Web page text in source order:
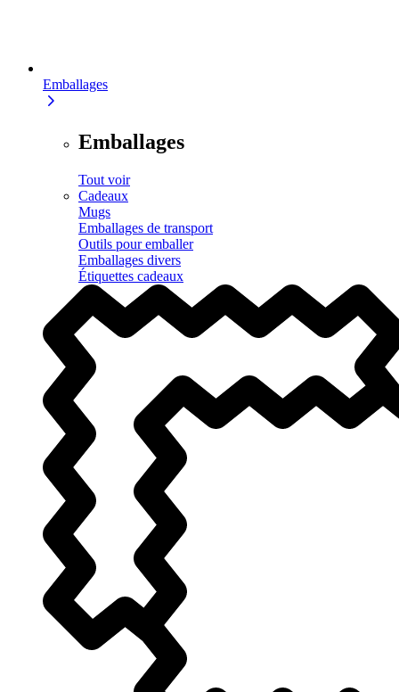
Emballages
Emballages
Tout voir
Cadeaux
Mugs
Emballages de transport
Outils pour emballer
Emballages divers
Étiquettes cadeaux